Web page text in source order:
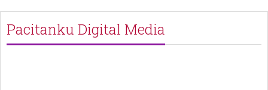
Pacitanku Digital Media